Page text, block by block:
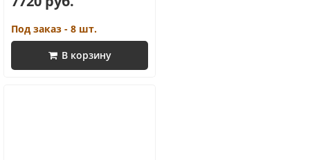
Под заказ - 8 шт.
В корзину